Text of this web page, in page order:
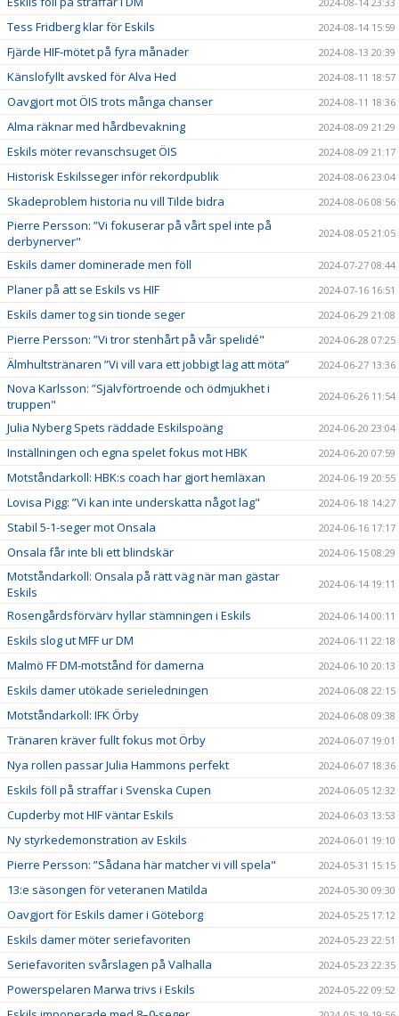
Tess Fridberg klar för Eskils 2024-08-14 15:59
Fjärde HIF-mötet på fyra månader 2024-08-13 20:39
Känslofyllt avsked för Alva Hed 2024-08-11 18:57
Oavgjort mot ÖIS trots många chanser 2024-08-11 18:36
Alma räknar med hårdbevakning 2024-08-09 21:29
Eskils möter revanschsuget ÖIS 2024-08-09 21:17
Historisk Eskilsseger inför rekordpublik 2024-08-06 23:04
Skadeproblem historia nu vill Tilde bidra 2024-08-06 08:56
Pierre Persson: ”Vi fokuserar på vårt spel inte på
derbynerver"
2024-08-05 21:05
Eskils damer dominerade men föll 2024-07-27 08:44
Planer på att se Eskils vs HIF 2024-07-16 16:51
Eskils damer tog sin tionde seger 2024-06-29 21:08
Pierre Persson: ”Vi tror stenhårt på vår spelidé" 2024-06-28 07:25
Älmhultstränaren ”Vi vill vara ett jobbigt lag att möta” 2024-06-27 13:36
Nova Karlsson: ”Självförtroende och ödmjukhet i
truppen"
2024-06-26 11:54
Julia Nyberg Spets räddade Eskilspoäng 2024-06-20 23:04
Inställningen och egna spelet fokus mot HBK 2024-06-20 07:59
Motståndarkoll: HBK:s coach har gjort hemläxan 2024-06-19 20:55
Lovisa Pigg: ”Vi kan inte underskatta något lag" 2024-06-18 14:27
Stabil 5-1-seger mot Onsala 2024-06-16 17:17
Onsala får inte bli ett blindskär 2024-06-15 08:29
Motståndarkoll: Onsala på rätt väg när man gästar
Eskils
2024-06-14 19:11
Rosengårdsförvärv hyllar stämningen i Eskils 2024-06-14 00:11
Eskils slog ut MFF ur DM 2024-06-11 22:18
Malmö FF DM-motstånd för damerna 2024-06-10 20:13
Eskils damer utökade serieledningen 2024-06-08 22:15
Motståndarkoll: IFK Örby 2024-06-08 09:38
Tränaren kräver fullt fokus mot Örby 2024-06-07 19:01
Nya rollen passar Julia Hammons perfekt 2024-06-07 18:36
Eskils föll på straffar i Svenska Cupen 2024-06-05 12:32
Cupderby mot HIF väntar Eskils 2024-06-03 13:53
Ny styrkedemonstration av Eskils 2024-06-01 19:10
Pierre Persson: ”Sådana här matcher vi vill spela" 2024-05-31 15:15
13:e säsongen för veteranen Matilda 2024-05-30 09:30
Oavgjort för Eskils damer i Göteborg 2024-05-25 17:12
Eskils damer möter seriefavoriten 2024-05-23 22:51
Seriefavoriten svårslagen på Valhalla 2024-05-23 22:35
Powerspelaren Marwa trivs i Eskils 2024-05-22 09:52